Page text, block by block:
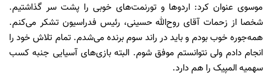
موسوی عنوان کرد: اردوها و تورنمت‌های خوبی را پشت سر گذاشتیم.
شخصا از زحمات آقای روح‌الله حسینی، رئیس فدراسیون تشکر می‌کنم.
همه‌جوره خوب بودم و باید در راند سوم برنده می‌شدم. تمام تلاش خود را
انجام دادم ولی نتوانستم موفق شوم. البته بازی‌های آسیایی جنبه کسب
سهمیه المپیک را هم دارد.